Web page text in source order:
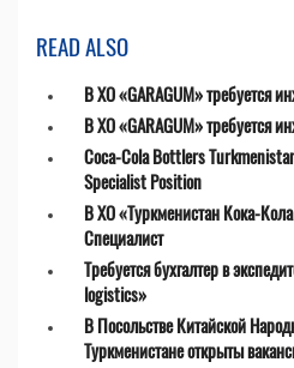
READ ALSO
В ХО «GARAGUM» требуется
В ХО «GARAGUM» требуется
Coca-Cola Bottlers
Specialist Position
В ХО «Туркменистан Кока-Кола
Специалист
Требуется бухгалтер в
logistics»
В Посольстве Китайской
Туркменистане открыты